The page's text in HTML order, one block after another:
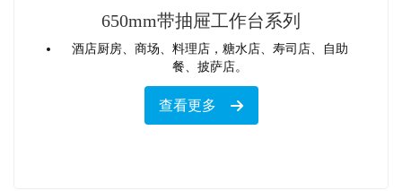
650mm带抽屉工作台系列
酒店厨房、商场、料理店，糖水店、寿司店、自助
餐、披萨店。
查看更多